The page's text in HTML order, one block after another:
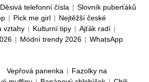
Děsivá telefonní čísla | Slovník puberťáků
| Pick me girl | Nejtěžší české
vztahy | Kulturní tipy | Ajťák radí |
| Módní trendy 2026 | WhatsApp
Vepřová panenka | Fazolky na